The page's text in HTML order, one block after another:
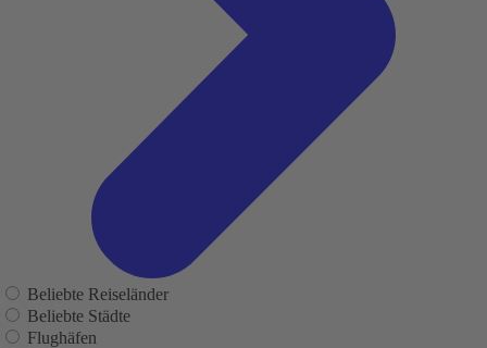
Beliebte Reiseländer
Beliebte Städte
Flughäfen